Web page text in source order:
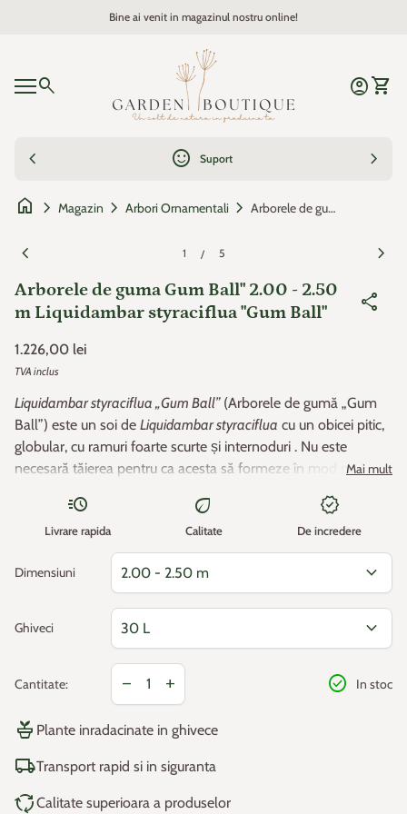
Bine ai venit in magazinul nostru online!
Navigare mobil
search
Cont
account_circle Vezi
shopping_cart
sentiment_satisfied Suport
chevron_left
chevron_right
home chevron_right Magazin chevron_right Arbori Ornamentali chevron_right Arborele de guma Gum Ball" 2.00 - 2.50 m Liquidambar styraciflua "Gum Ball"
chevron_left 1 / 5 chevron_right
Arborele de guma Gum Ball" 2.00 - 2.50
m Liquidambar styraciflua "Gum Ball"
share
Pret de baza
1.226,00 lei
TVA inclus
Liquidambar styraciflua „Gum Ball”(Arborele de gumă „Gum
Ball”) este un soi de Liquidambar styraciflua cu un obicei pitic,
globular, cu ramuri foarte scurte și internoduri . Nu este
necesară tăierea pentru ca acesta să formeze în mod natural
styraciflua, frunzele sunt ușor dințate cu 5 lobi ascuțiți, verde
strălucitor când ies, urmat de un galben magnific de toamnă
care se transformă apoi în nuanțe de aur, portocaliu, roșu
aprins până la violet-visiniu.
Inaltime maxima: 2 - 3 m
Latime maxima: 2 - 3 m
Zona 6 -23,3°C / -17,8°C (rezistenta la minim temperaturi ).
Creștere: moderată.
Locație: soare.
Zone de rezistență pentru plante din Europa:
Temperaturile minime medii anuale în °C*
Mai mult
acute
Livrare rapida
eco
Calitate
new_releases
De incredere
Dimensiuni expand_more
Ghiveci expand_more
Cantitate:
Reducerea cantitatii pentru
remove
Cresterea cantitatii pentru
add check_circle In stoc
potted_plant Plante inradacinate in ghivece
local_shippingTransport rapid si in siguranta
cycleCalitate superioara a produselor